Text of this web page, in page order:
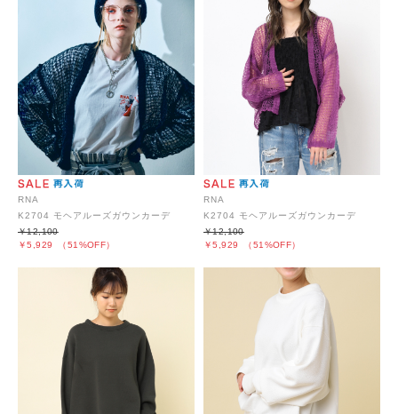
RNA
K2704 モヘアルーズガウンカーデ
￥5,929 （51%OFF）
￥12,100
RNA
K2704 モヘアルーズガウンカーデ
￥5,929 （51%OFF）
￥12,100